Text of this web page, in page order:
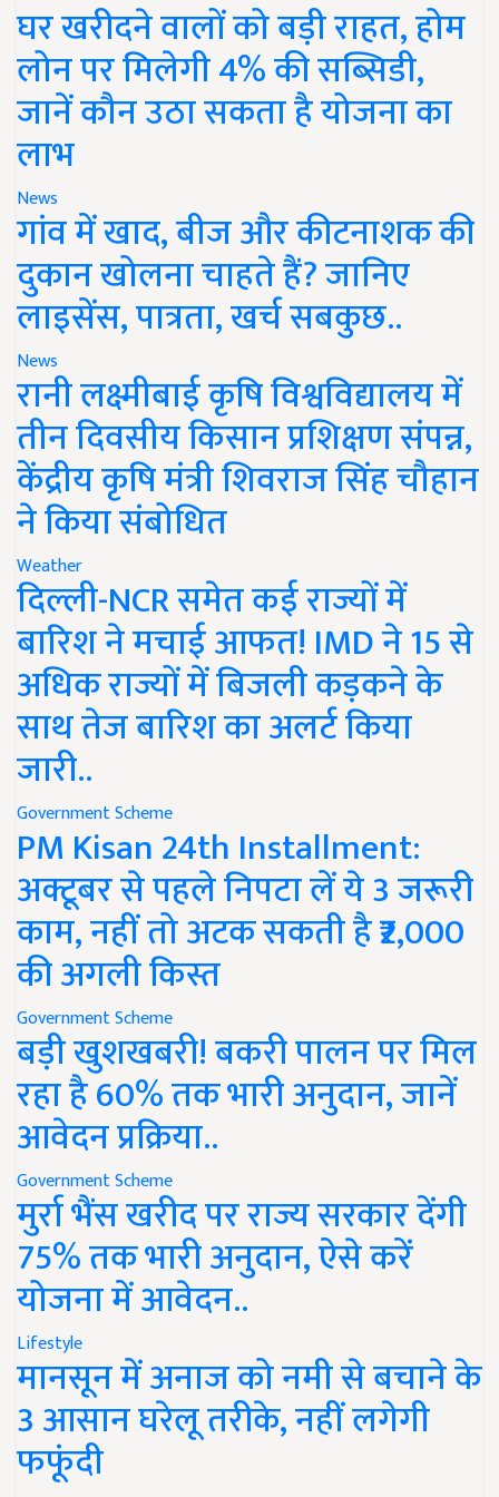
घर खरीदने वालों को बड़ी राहत, होम
लोन पर मिलेगी 4% की सब्सिडी,
जानें कौन उठा सकता है योजना का
लाभ
News
गांव में खाद, बीज और कीटनाशक की
दुकान खोलना चाहते हैं? जानिए
लाइसेंस, पात्रता, खर्च सबकुछ..
News
रानी लक्ष्मीबाई कृषि विश्वविद्यालय में
तीन दिवसीय किसान प्रशिक्षण संपन्न,
केंद्रीय कृषि मंत्री शिवराज सिंह चौहान
ने किया संबोधित
Weather
दिल्ली-NCR समेत कई राज्यों में
बारिश ने मचाई आफत! IMD ने 15 से
अधिक राज्यों में बिजली कड़कने के
साथ तेज बारिश का अलर्ट किया
जारी..
Government Scheme
PM Kisan 24th Installment:
अक्टूबर से पहले निपटा लें ये 3 जरूरी
काम, नहीं तो अटक सकती है ₹2,000
की अगली किस्त
Government Scheme
बड़ी खुशखबरी! बकरी पालन पर मिल
रहा है 60% तक भारी अनुदान, जानें
आवेदन प्रक्रिया..
Government Scheme
मुर्रा भैंस खरीद पर राज्य सरकार देंगी
75% तक भारी अनुदान, ऐसे करें
योजना में आवेदन..
Lifestyle
मानसून में अनाज को नमी से बचाने के
3 आसान घरेलू तरीके, नहीं लगेगी
फफूंदी